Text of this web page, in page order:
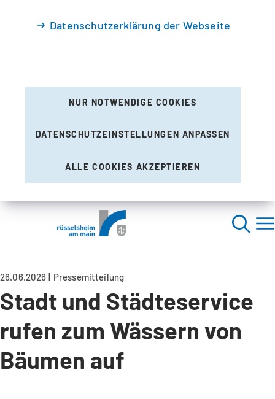
Datenschutzerklärung der Webseite
NUR NOTWENDIGE COOKIES
DATENSCHUTZEINSTELLUNGEN ANPASSEN
ALLE COOKIES AKZEPTIEREN
26.06.2026 Pressemitteilung
Stadt und Städteservice
rufen zum Wässern von
Bäumen auf